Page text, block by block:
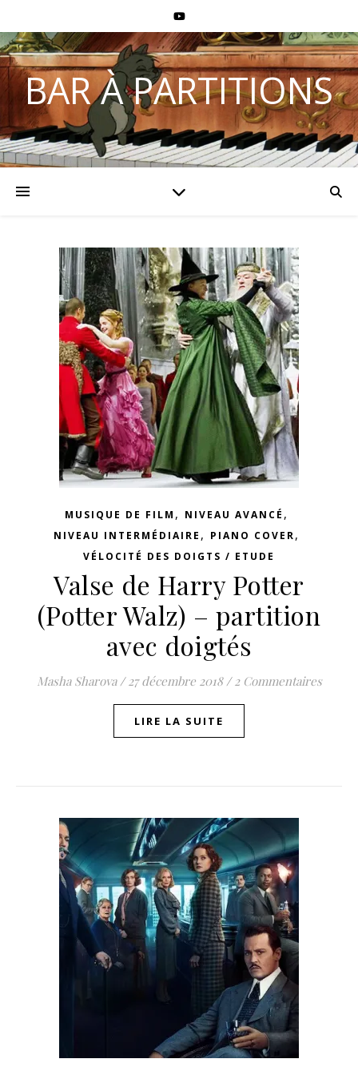
BAR À PARTITIONS
MUSIQUE DE FILM , NIVEAU AVANCÉ ,
NIVEAU INTERMÉDIAIRE , PIANO COVER,
VÉLOCITÉ DES DOIGTS / ETUDE
Valse de Harry Potter
(Potter Walz) – partition
avec doigtés
Masha Sharova / 27 décembre 2018 / 2 Commentaires
LIRE LA SUITE